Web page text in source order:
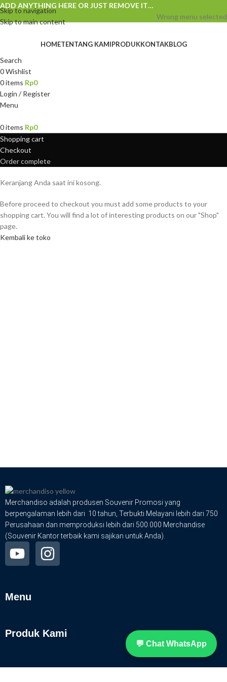
💬 Chat WhatsApp
Skip to navigation
Skip to main content
ADD ANYTHING HERE OR JUST REMOVE IT…
Wrong menu selected
HOMETENTANG KAMIPRODUKKONTAKBLOG
Search
0Wishlist
0items Rp0
Login / Register
Menu
0items Rp0
Shopping cart
Checkout
Order complete
Keranjang Anda saat ini kosong.
Before proceed to checkout you must add some products to your
shopping cart. You will find a lot of interesting products on our "Shop"
page.
Kembali ke toko
Merchandiso adalah produsen Souvenir Promosi yang
berpengalaman lebih dari 10 tahun, Terbukti Melayani lebih dari 750
Perusahaan dan memproduksi lebih dari 500.000 Merchandise
(Souvenir Kantor terbaik kami sajikan untuk Anda).
Menu
Produk Kami